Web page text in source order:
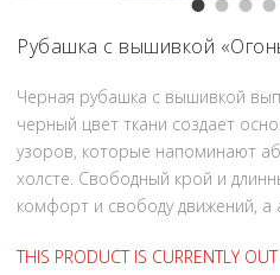
Рубашка с вышивкой
Черная рубашка с вышивкой
черный цвет ткани создает
узоров, которые напоминают
холсте. Свободный крой и
комфорт и свободу движений, а
THIS PRODUCT IS CURRENTLY